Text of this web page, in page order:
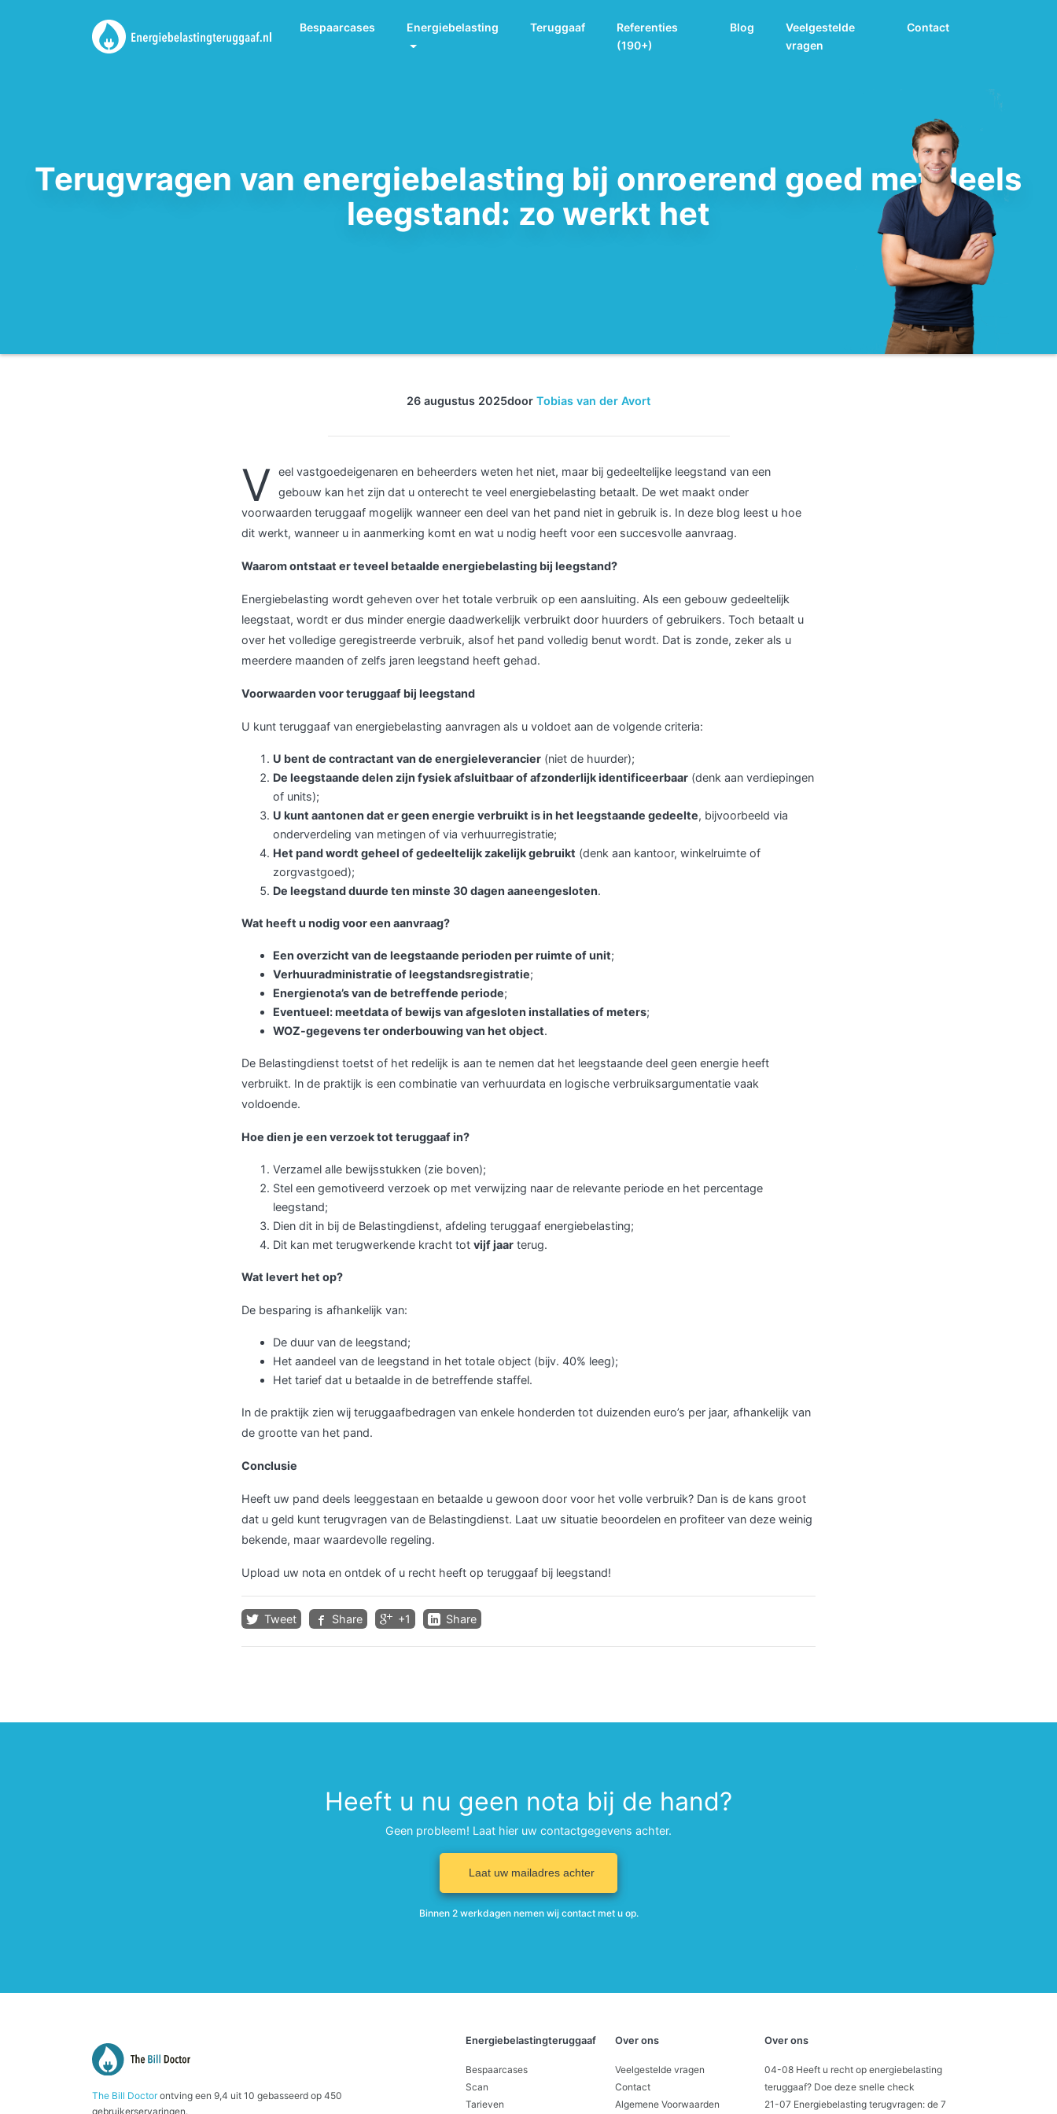
Bespaarcases Energiebelasting Teruggaaf
Referenties
(190+)
Blog
Veelgestelde
vragen
Contact
Terugvragen van energiebelasting bij onroerend goed met deels
leegstand: zo werkt het
26 augustus 2025door Tobias van der Avort
V eel vastgoedeigenaren en beheerders weten het niet, maar bij gedeeltelijke leegstand van een
gebouw kan het zijn dat u onterecht te veel energiebelasting betaalt. De wet maakt onder
voorwaarden teruggaaf mogelijk wanneer een deel van het pand niet in gebruik is. In deze blog leest u hoe
dit werkt, wanneer u in aanmerking komt en wat u nodig heeft voor een succesvolle aanvraag.
Waarom ontstaat er teveel betaalde energiebelasting bij leegstand?
Energiebelasting wordt geheven over het totale verbruik op een aansluiting. Als een gebouw gedeeltelijk
leegstaat, wordt er dus minder energie daadwerkelijk verbruikt door huurders of gebruikers. Toch betaalt u
over het volledige geregistreerde verbruik, alsof het pand volledig benut wordt. Dat is zonde, zeker als u
meerdere maanden of zelfs jaren leegstand heeft gehad.
Voorwaarden voor teruggaaf bij leegstand
U kunt teruggaaf van energiebelasting aanvragen als u voldoet aan de volgende criteria:
U bent de contractant van de energieleverancier (niet de huurder);
De leegstaande delen zijn fysiek afsluitbaar of afzonderlijk identificeerbaar (denk aan verdiepingen
of units);
U kunt aantonen dat er geen energie verbruikt is in het leegstaande gedeelte, bijvoorbeeld via
onderverdeling van metingen of via verhuurregistratie;
Het pand wordt geheel of gedeeltelijk zakelijk gebruikt (denk aan kantoor, winkelruimte of
zorgvastgoed);
De leegstand duurde ten minste 30 dagen aaneengesloten.
Wat heeft u nodig voor een aanvraag?
Een overzicht van de leegstaande perioden per ruimte of unit;
Verhuuradministratie of leegstandsregistratie;
Energienota’s van de betreffende periode;
Eventueel: meetdata of bewijs van afgesloten installaties of meters;
WOZ-gegevens ter onderbouwing van het object.
De Belastingdienst toetst of het redelijk is aan te nemen dat het leegstaande deel geen energie heeft
verbruikt. In de praktijk is een combinatie van verhuurdata en logische verbruiksargumentatie vaak
voldoende.
Hoe dien je een verzoek tot teruggaaf in?
Verzamel alle bewijsstukken (zie boven);
Stel een gemotiveerd verzoek op met verwijzing naar de relevante periode en het percentage
leegstand;
Dien dit in bij de Belastingdienst, afdeling teruggaaf energiebelasting;
Dit kan met terugwerkende kracht tot vijf jaar terug.
Wat levert het op?
De besparing is afhankelijk van:
De duur van de leegstand;
Het aandeel van de leegstand in het totale object (bijv. 40% leeg);
Het tarief dat u betaalde in de betreffende staffel.
In de praktijk zien wij teruggaafbedragen van enkele honderden tot duizenden euro’s per jaar, afhankelijk van
de grootte van het pand.
Conclusie
Heeft uw pand deels leeggestaan en betaalde u gewoon door voor het volle verbruik? Dan is de kans groot
dat u geld kunt terugvragen van de Belastingdienst. Laat uw situatie beoordelen en profiteer van deze weinig
bekende, maar waardevolle regeling.
Upload uw nota en ontdek of u recht heeft op teruggaaf bij leegstand!
Tweet Share +1 Share
Heeft u nu geen nota bij de hand?
Geen probleem! Laat hier uw contactgegevens achter.
Laat uw mailadres achter
Binnen 2 werkdagen nemen wij contact met u op.
The Bill Doctorontving een 9,4 uit 10 gebasseerd op 450
gebruikerservaringen.
Energiebelastingteruggaaf
Bespaarcases
Scan
Tarieven
Over ons
Veelgestelde vragen
Contact
Algemene Voorwaarden
Over ons
04-08 Heeft u recht op energiebelasting
teruggaaf? Doe deze snelle check
21-07 Energiebelasting terugvragen: de 7